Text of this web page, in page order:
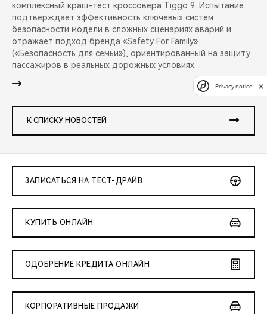
комплексный краш-тест кроссовера Tiggo 9. Испытание
подтверждает эффективность ключевых систем
безопасности модели в сложных сценариях аварий и
отражает подход бренда «Safety For Family»
(«Безопасность для семьи»), ориентированный на защиту
пассажиров в реальных дорожных условиях.
К СПИСКУ НОВОСТЕЙ
ЗАПИСАТЬСЯ НА ТЕСТ-ДРАЙВ
КУПИТЬ ОНЛАЙН
ОДОБРЕНИЕ КРЕДИТА ОНЛАЙН
КОРПОРАТИВНЫЕ ПРОДАЖИ
Privacy notice